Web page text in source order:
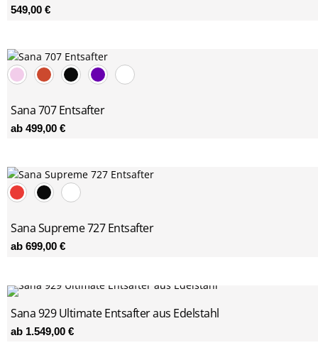
549,00 €
Sana 707 Entsafter
ab 499,00 €
Sana Supreme 727 Entsafter
ab 699,00 €
Sana 929 Ultimate Entsafter aus Edelstahl
ab 1.549,00 €